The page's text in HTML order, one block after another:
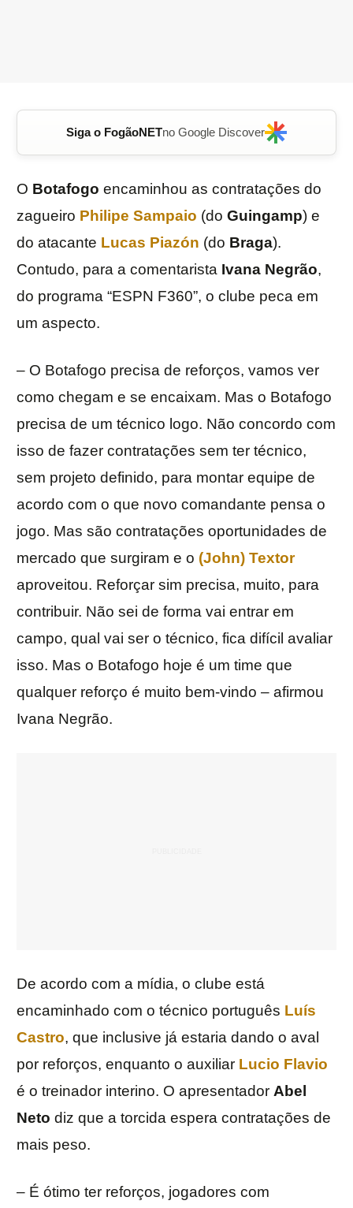
Siga o FogãoNETno Google Discover
O Botafogo encaminhou as contratações do
zagueiro Philipe Sampaio (do Guingamp) e
do atacante Lucas Piazón (do Braga).
Contudo, para a comentarista Ivana Negrão,
do programa “ESPN F360”, o clube peca em
um aspecto.
– O Botafogo precisa de reforços, vamos ver
como chegam e se encaixam. Mas o Botafogo
precisa de um técnico logo. Não concordo com
isso de fazer contratações sem ter técnico,
sem projeto definido, para montar equipe de
acordo com o que novo comandante pensa o
jogo. Mas são contratações oportunidades de
mercado que surgiram e o (John) Textor
aproveitou. Reforçar sim precisa, muito, para
contribuir. Não sei de forma vai entrar em
campo, qual vai ser o técnico, fica difícil avaliar
isso. Mas o Botafogo hoje é um time que
qualquer reforço é muito bem-vindo – afirmou
Ivana Negrão.
De acordo com a mídia, o clube está
encaminhado com o técnico português Luís
Castro, que inclusive já estaria dando o aval
por reforços, enquanto o auxiliar Lucio Flavio
é o treinador interino. O apresentador Abel
Neto diz que a torcida espera contratações de
mais peso.
– É ótimo ter reforços, jogadores com